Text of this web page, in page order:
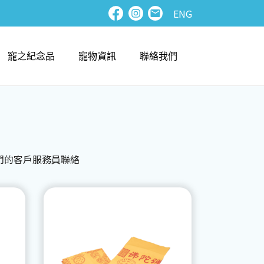
ENG
寵之紀念品 寵物資訊 聯絡我們
的客戶服務員聯絡